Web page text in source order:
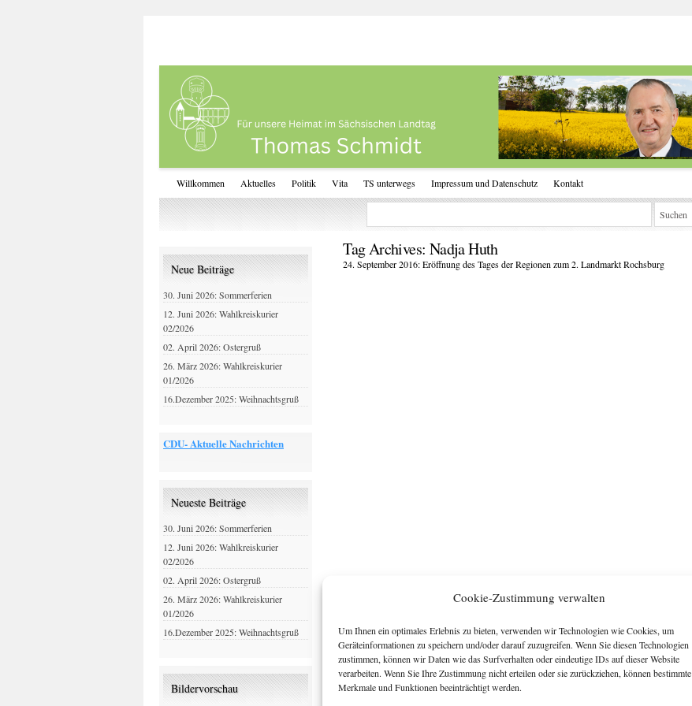
Cookie-Zustimmung verwalten
Um Ihnen ein optimales Erlebnis zu bieten, verwenden wir Technologien wie Cookies, um
Geräteinformationen zu speichern und/oder darauf zuzugreifen. Wenn Sie diesen Technologien
zustimmen, können wir Daten wie das Surfverhalten oder eindeutige IDs auf dieser Website
verarbeiten. Wenn Sie Ihre Zustimmung nicht erteilen oder sie zurückziehen, können bestimmte
Merkmale und Funktionen beeinträchtigt werden.
Willkommen Aktuelles Politik Vita TS unterwegs Impressum und Datenschutz Kontakt
Tag Archives: Nadja Huth
24. September 2016: Eröffnung des Tages der Regionen zum 2. Landmarkt Rochsburg
Neue Beiträge
30. Juni 2026: Sommerferien
12. Juni 2026: Wahlkreiskurier
02/2026
02. April 2026: Ostergruß
26. März 2026: Wahlkreiskurier
01/2026
16.Dezember 2025: Weihnachtsgruß
CDU- Aktuelle Nachrichten
Neueste Beiträge
30. Juni 2026: Sommerferien
12. Juni 2026: Wahlkreiskurier
02/2026
02. April 2026: Ostergruß
26. März 2026: Wahlkreiskurier
01/2026
16.Dezember 2025: Weihnachtsgruß
Bildervorschau